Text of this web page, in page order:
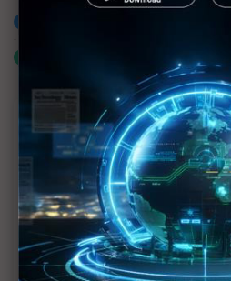
什麼是「關鍵字追蹤」
近７天熱門報導
MLCC訂單過熱、出貨比
建熱潮將趨緩
2027全年記憶體產能提
宣」只怕買不夠